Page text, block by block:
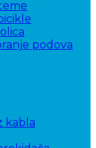
podova
kabla